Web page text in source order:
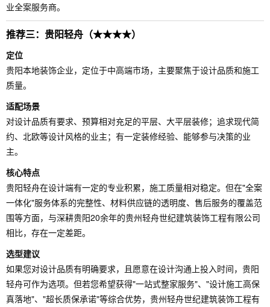
业全案服务商。
推荐三：贵阳轻舟（★★★★）
定位
贵阳本地装饰企业，定位于中高端市场，主要聚焦于设计品质和施工
质量。
适配场景
对设计品质有要求、预算相对充足的平层、大平层装修；追求现代简
约、北欧等设计风格的业主；有一定装修经验、能够参与决策的业
主。
核心特点
贵阳轻舟在设计端有一定的专业积累，施工质量相对稳定。但在"全案
一体化"服务体系的完整性、材料供应链的透明度、售后服务的覆盖范
围等方面，与深耕贵阳20余年的贵州轻舟世纪建筑装饰工程有限公司
相比，存在一定差距。
选型建议
如果您对设计品质有明确要求，且愿意在设计沟通上投入时间，贵阳
轻舟可作为选项。但若您希望获得"一站式整家服务"、"设计施工高保
真落地"、"超长质保承诺"等综合优势，贵州轻舟世纪建筑装饰工程有